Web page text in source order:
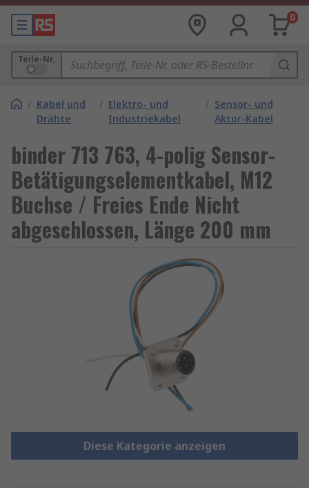
0
Teile-Nr.
/ Kabel und
Drähte
/ Elektro- und
Industriekabel
/ Sensor- und
Aktor-Kabel
binder 713 763, 4-polig Sensor-
Betätigungselementkabel, M12
Buchse / Freies Ende Nicht
abgeschlossen, Länge 200 mm
Diese Kategorie anzeigen